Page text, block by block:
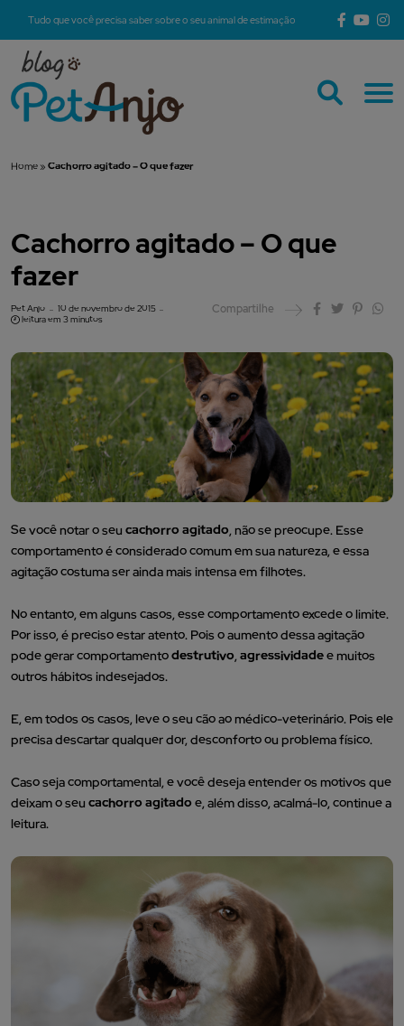
Tudo que você precisa saber sobre o seu animal de estimação
Home » Cachorro agitado – O que fazer
Cachorro agitado – O que
fazer
Pet Anjo
10 de novembro de 2015
leitura em 3 minutos
Compartilhe
Se você notar o seu cachorro agitado, não se preocupe. Esse
comportamento é considerado comum em sua natureza, e essa
agitação costuma ser ainda mais intensa em filhotes.
No entanto, em alguns casos, esse comportamento excede o limite.
Por isso, é preciso estar atento. Pois o aumento dessa agitação
pode gerar comportamentodestrutivo,agressividadee muitos
outros hábitos indesejados.
E, em todos os casos, leve o seu cão ao médico-veterinário. Pois ele
precisa descartar qualquer dor, desconforto ou problema físico.
Caso seja comportamental, e você deseja entender os motivos que
deixam o seu cachorro agitado e, além disso, acalmá-lo, continue a
leitura.